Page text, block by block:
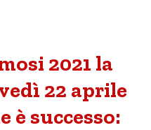
2021 la
22 aprile
è successo: